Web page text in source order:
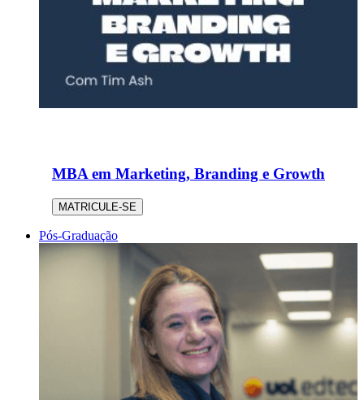
MBA em Marketing, Branding e Growth
MATRICULE-SE
Pós-Graduação